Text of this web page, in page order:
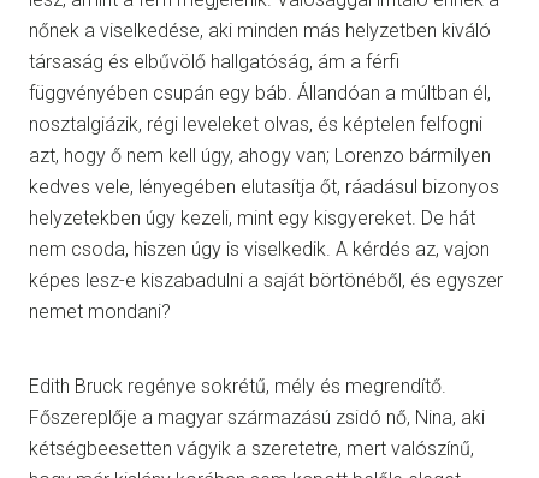
nőnek a viselkedése, aki minden más helyzetben kiváló
társaság és elbűvölő hallgatóság, ám a férfi
függvényében csupán egy báb. Állandóan a múltban él,
nosztalgiázik, régi leveleket olvas, és képtelen felfogni
azt, hogy ő nem kell úgy, ahogy van; Lorenzo bármilyen
kedves vele, lényegében elutasítja őt, ráadásul bizonyos
helyzetekben úgy kezeli, mint egy kisgyereket. De hát
nem csoda, hiszen úgy is viselkedik. A kérdés az, vajon
képes lesz-e kiszabadulni a saját börtönéből, és egyszer
nemet mondani?
Edith Bruck regénye sokrétű, mély és megrendítő.
Főszereplője a magyar származású zsidó nő, Nina, aki
kétségbeesetten vágyik a szeretetre, mert valószínű,